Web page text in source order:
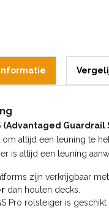
(Advantaged
om altijd een leuning te
is altijd een leuning
zijn verkrijgbaar
dan houten decks.
Pro rolsteiger is